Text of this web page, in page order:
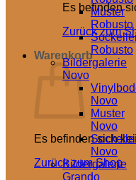
Es befinden
Zurück zum
Warenkorb
Es befinden sich
Zurück zum Shop
Muster
Robusto
Robusto
Bildergalerie
Novo
Novo
Muster
Novo
Novo
Bildergalerie
Grando